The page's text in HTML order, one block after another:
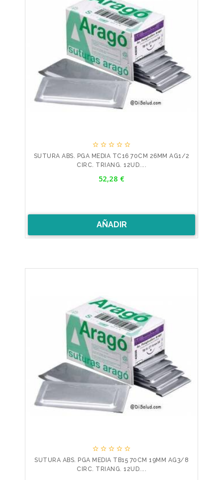
    
SUTURA ABS. PGA MEDIA TC16 70CM 26MM AG1/2
CIRC. TRIANG. 12UD....
52,28 €
AÑADIR
    
SUTURA ABS. PGA MEDIA TB15 70CM 19MM AG3/8
CIRC. TRIANG. 12UD....